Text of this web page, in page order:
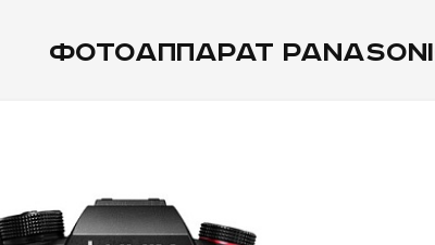
ФОТОАППАРАТ